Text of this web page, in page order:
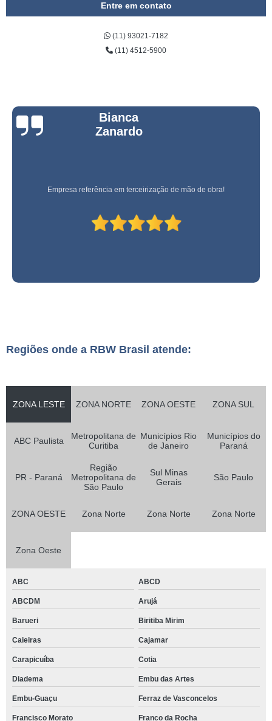
Entre em contato
(11) 93021-7182
(11) 4512-5900
Bianca
Zanardo
Empresa referência em terceirização de mão de obra!
Regiões onde a RBW Brasil atende:
ZONA LESTE ZONA NORTE ZONA OESTE ZONA SUL
ABC Paulista
Metropolitana de
Curitiba
Municípios Rio
de Janeiro
Municípios do
Paraná
PR - Paraná
Região
Metropolitana de
São Paulo
Sul Minas
Gerais
São Paulo
ZONA OESTE Zona Norte Zona Norte Zona Norte
Zona Oeste
ABC ABCD
ABCDM Arujá
Barueri Biritiba Mirim
Caieiras Cajamar
Carapicuíba Cotia
Diadema Embu das Artes
Embu-Guaçu Ferraz de Vasconcelos
Francisco Morato Franco da Rocha